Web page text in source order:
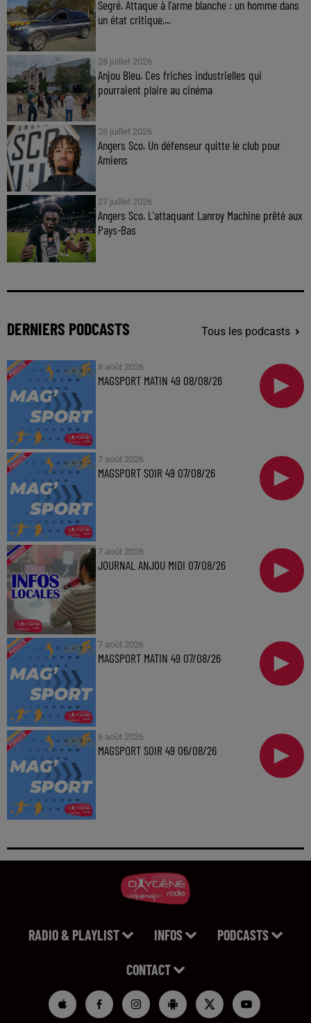
Segré. Attaque à l'arme blanche : un homme dans
un état critique,...
28 juillet 2026
Anjou Bleu. Ces friches industrielles qui
pourraient plaire au cinéma
28 juillet 2026
Angers Sco. Un défenseur quitte le club pour
Amiens
27 juillet 2026
Angers Sco. L'attaquant Lanroy Machine prêté aux
Pays-Bas
DERNIERS PODCASTS Tous les podcasts
8 août 2026
MAGSPORT MATIN 49 08/08/26
7 août 2026
MAGSPORT SOIR 49 07/08/26
7 août 2026
JOURNAL ANJOU MIDI 07/08/26
7 août 2026
MAGSPORT MATIN 49 07/08/26
6 août 2026
MAGSPORT SOIR 49 06/08/26
RADIO & PLAYLIST INFOS PODCASTS
CONTACT